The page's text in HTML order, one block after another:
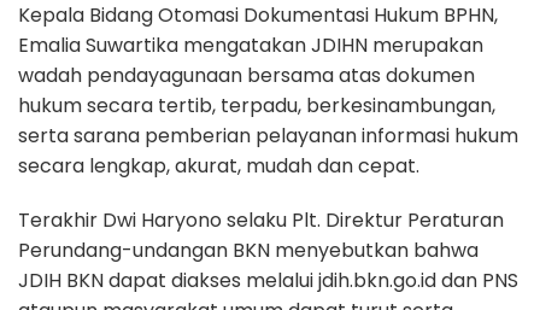
Kepala Bidang Otomasi Dokumentasi Hukum BPHN,
Emalia Suwartika mengatakan JDIHN merupakan
wadah pendayagunaan bersama atas dokumen
hukum secara tertib, terpadu, berkesinambungan,
serta sarana pemberian pelayanan informasi hukum
secara lengkap, akurat, mudah dan cepat.
Terakhir Dwi Haryono selaku Plt. Direktur Peraturan
Perundang-undangan BKN menyebutkan bahwa
JDIH BKN dapat diakses melalui jdih.bkn.go.id dan PNS